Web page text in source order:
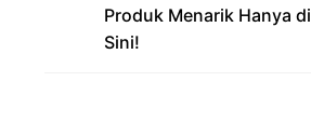
Produk Menarik Hanya di
Sini!